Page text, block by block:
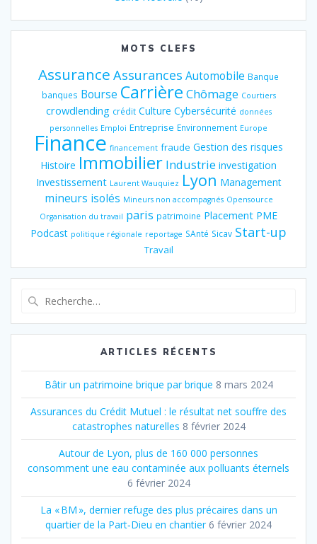
MOTS CLEFS
Assurance Assurances Automobile Banque
banques Bourse Carrière Chômage Courtiers
crowdlending crédit Culture Cybersécurité données
personnelles Emploi Entreprise Environnement Europe
Finance financement fraude Gestion des risques
Histoire Immobilier Industrie investigation
Investissement Laurent Wauquiez Lyon Management
mineurs isolés Mineurs non accompagnés Opensource
Organisation du travail paris patrimoine Placement PME
Podcast politique régionale reportage SAnté Sicav Start-up
Travail
:
ARTICLES RÉCENTS
Bâtir un patrimoine brique par brique 8 mars 2024
Assurances du Crédit Mutuel : le résultat net souffre des
catastrophes naturelles 8 février 2024
Autour de Lyon, plus de 160 000 personnes
consomment une eau contaminée aux polluants éternels
6 février 2024
La « BM », dernier refuge des plus précaires dans un
quartier de la Part‐Dieu en chantier 6 février 2024